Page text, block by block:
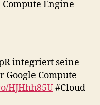
Engine
integriert seine
Compute
HJHhh85U#Cloud